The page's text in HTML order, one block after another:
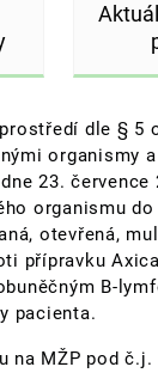
dle § 5
organismy
23.
organismu
otevřená,
přípravku
B-
pacienta.
na MŽP pod